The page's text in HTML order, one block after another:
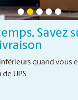
Savez
quand vous
de UPS.